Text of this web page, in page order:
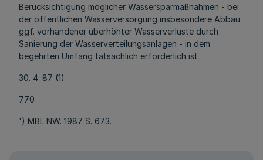
Berücksichtigung möglicher Wassersparmaßnahmen - bei
der öffentlichen Wasserversorgung insbesondere Abbau
ggf. vorhandener überhöhter Wasserverluste durch
Sanierung der Wasserverteilungsanlagen - in dem
begehrten Umfang tatsächlich erforderlich ist
30. 4. 87 (1)
770
') MBL NW. 1987 S. 673.